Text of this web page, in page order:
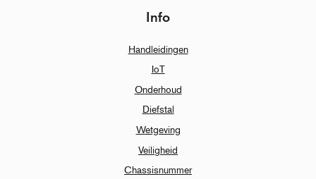
Info
Handleidingen
IoT
Onderhoud
Diefstal
Wetgeving
Veiligheid
Chassisnummer